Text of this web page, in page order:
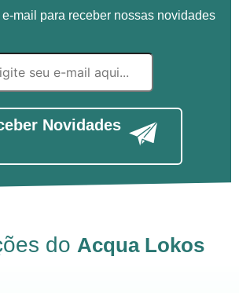
mail para receber nossas novidades
Novidades
do Acqua Lokos